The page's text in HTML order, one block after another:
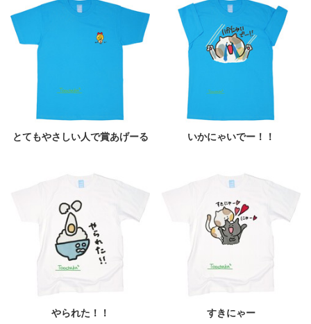
とてもやさしい人で賞あげーる いかにゃいでー！！
やられた！！ すきにゃー